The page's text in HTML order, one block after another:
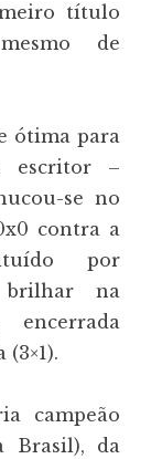
título
de
ótima para
escritor –
se no
contra a
por
na
encerrada
campeão
Brasil), da